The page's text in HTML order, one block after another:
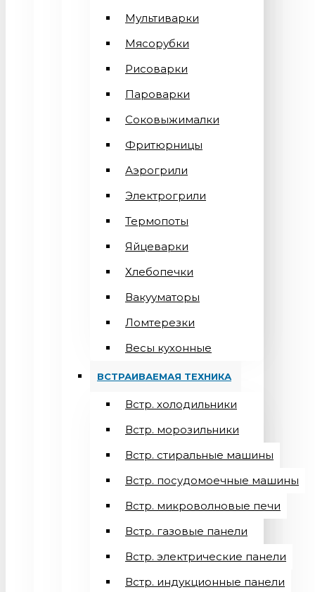
Мультиварки
Мясорубки
Рисоварки
Пароварки
Соковыжималки
Фритюрницы
Аэрогрили
Электрогрили
Термопоты
Яйцеварки
Хлебопечки
Вакууматоры
Ломтерезки
Весы кухонные
ВСТРАИВАЕМАЯ ТЕХНИКА
Встр. холодильники
Встр. морозильники
Встр. стиральные машины
Встр. посудомоечные машины
Встр. микроволновые печи
Встр. газовые панели
Встр. электрические панели
Встр. индукционные панели